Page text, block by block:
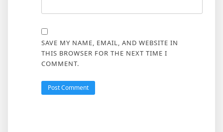
SAVE MY NAME, EMAIL, AND WEBSITE IN
THIS BROWSER FOR THE NEXT TIME I
COMMENT.